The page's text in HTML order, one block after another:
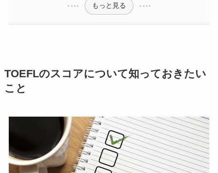
もっと見る
TOEFLのスコアについて知っておきたい
こと